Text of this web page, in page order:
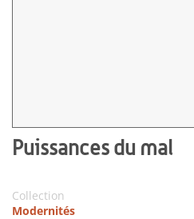
Puissances du mal
Collection
Modernités